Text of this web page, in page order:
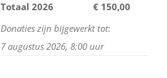
Totaal 2026
€ 150,00
Donaties zijn bijgewerkt tot:
7 augustus 2026, 8:00 uur